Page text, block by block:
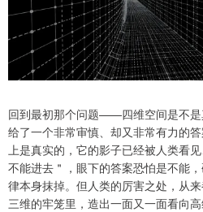
回到最初那个问题——四维空间是不
给了一个非常审慎、却又非常有力的
上是真实的，它的影子已经被人类看
不能进去＂，眼下的答案恐怕是不能
律本身抹掉。但人类的厉害之处，从
三维的牢笼里，造出一面又一面看向高